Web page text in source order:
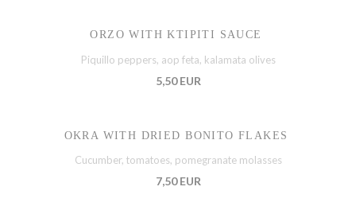
ORZO WITH KTIPITI SAUCE
Piquillo peppers, aop feta, kalamata olives
5,50 EUR
OKRA WITH DRIED BONITO FLAKES
Cucumber, tomatoes, pomegranate molasses
7,50 EUR